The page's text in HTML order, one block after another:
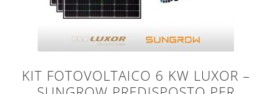
KIT FOTOVOLTAICO 6 KW LUXOR –